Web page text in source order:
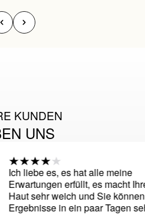
KUNDEN
UNS
Ich liebe es, es hat alle meine
Erwartungen erfüllt, es macht Ihre
Haut sehr weich und Sie können
Ergebnisse in ein paar Tagen